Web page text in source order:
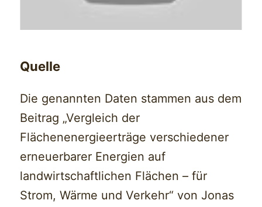
Quelle
Die genannten Daten stammen aus dem
Beitrag „Vergleich der
Flächenenergieerträge verschiedener
erneuerbarer Energien auf
landwirtschaftlichen Flächen – für
Strom, Wärme und Verkehr“ von Jonas